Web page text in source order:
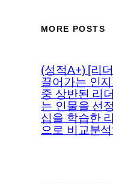
MORE POSTS
(성적A+) [리
끌어가는 인
중 상반된 리
는 인물을 선
십을 학습한
으로 비교분